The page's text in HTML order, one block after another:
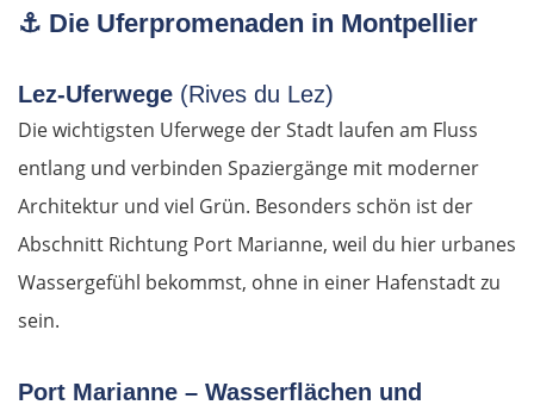
⚓ Die Uferpromenaden in Montpellier
Lez-Uferwege (Rives du Lez)
Die wichtigsten Uferwege der Stadt laufen am Fluss
entlang und verbinden Spaziergänge mit moderner
Architektur und viel Grün. Besonders schön ist der
Abschnitt Richtung Port Marianne, weil du hier urbanes
Wassergefühl bekommst, ohne in einer Hafenstadt zu
sein.
Port Marianne – Wasserflächen und